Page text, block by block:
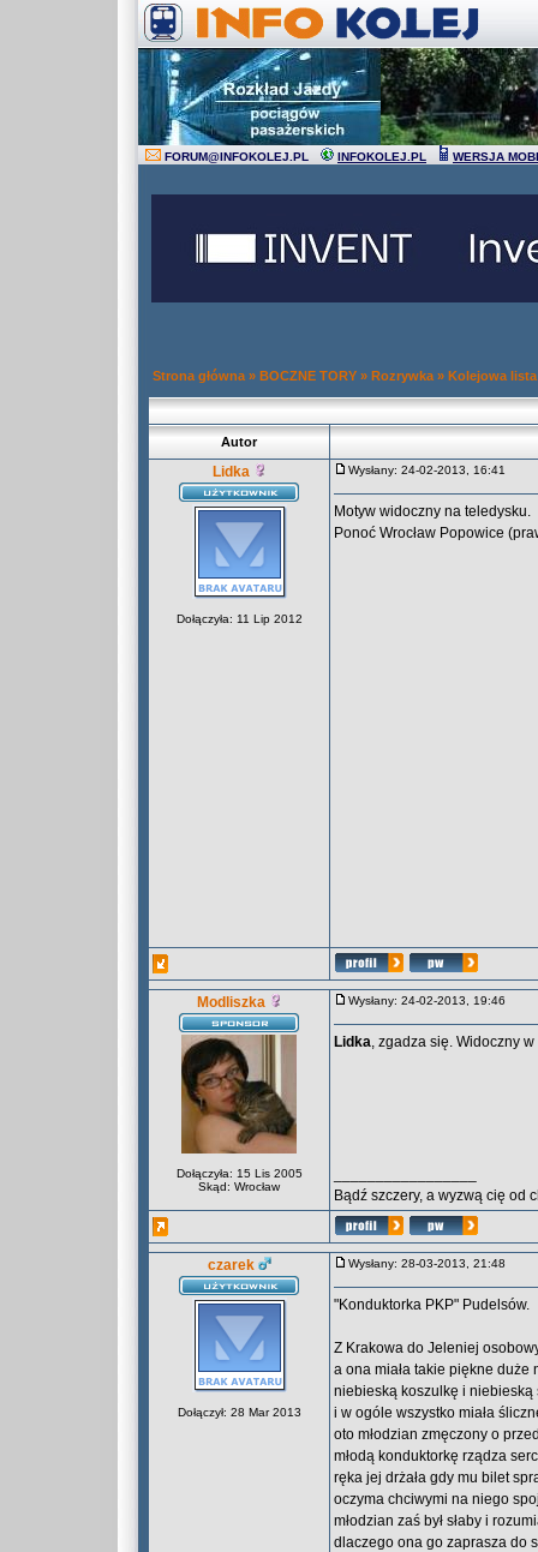
FORUM@INFOKOLEJ.PL INFOKOLEJ.PL WERSJA
Strona główna » BOCZNE TORY » Rozrywka » Kolejowa
Autor
Lidka
Dołączyła: 11 Lip 2012
Wysłany: 24-02-2013, 16:41
Motyw widoczny na teledysku.
Ponoć Wrocław Popowice
Modliszka
Dołączyła: 15 Lis 2005
Skąd: Wrocław
Wysłany: 24-02-2013, 19:46
Lidka, zgadza się. Widoczny
Bądź szczery, a wyzwą cię od
czarek
Dołączył: 28 Mar 2013
Wysłany: 28-03-2013, 21:48
"Konduktorka PKP" Pudelsów.
Z Krakowa do Jeleniej
a ona miała takie piękne duże
niebieską koszulkę i niebieską
i w ogóle wszystko miała
oto młodzian zmęczony o
młodą konduktorkę rządza
ręka jej drżała gdy mu bilet
oczyma chciwymi na niego
młodzian zaś był słaby i
dlaczego ona go zaprasza do